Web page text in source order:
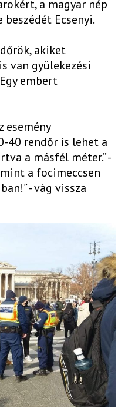
a magyar nép
beszédét Ecsenyi.
akiket
van gyülekezési
embert
esemény
40 rendőr is lehet a
a másfél méter.” -
a focimeccsen
- vág vissza